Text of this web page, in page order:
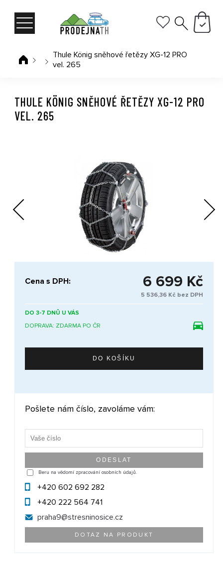
Thule König sněhové řetězy XG-12 PRO
vel. 265
Previous Next
THULE KÖNIG SNĚHOVÉ ŘETĚZY XG-12 PRO
VEL. 265
Cena s DPH: 6 699 Kč
5 536,36 Kč bez DPH
DO 3-7 DNŮ U VÁS
DOPRAVA: ZDARMA PO ČR
Pošlete nám číslo, zavoláme vám:
Beru na vědomí zpracování osobních údajů.
+420 602 692 282
+420 222 564 741
praha9@stresninosice.cz
DOTAZ NA PRODUKT